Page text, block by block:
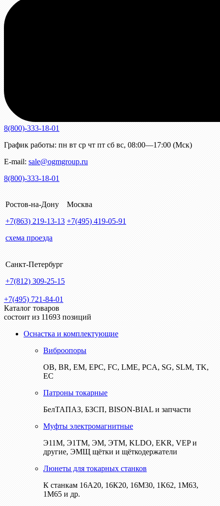
8(800)-333-18-01
График работы: пн вт ср чт пт сб вс, 08:00—17:00 (Мск)
E-mail: sale@ogmgroup.ru
8(800)-333-18-01
Ростов-на-Дону
+7(863) 219-13-13
схема проезда
Москва
+7(495) 419-05-91
Санкт-Петербург
+7(812) 309-25-15
+7(495) 721-84-01
Каталог товаров
состоит из 11693 позиций
Оснастка и комплектующие
Виброопоры
ОВ, BR, EM, EPC, FC, LME, PCA, SG, SLM, TK,
EC
Патроны токарные
БелТАПАЗ, БЗСП, BISON-BIAL и запчасти
Муфты электромагнитные
Э11М, Э1ТМ, ЭМ, ЭТМ, KLDO, EKR, VEP и
другие, ЭМЩ щётки и щёткодержатели
Люнеты для токарных станков
К станкам 16А20, 16К20, 16М30, 1К62, 1М63,
1М65 и др.